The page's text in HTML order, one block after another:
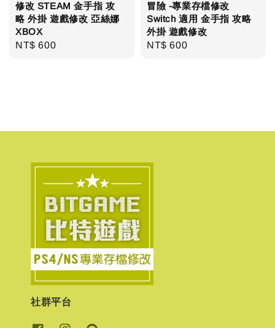
修改 STEAM 金手指 攻
略 外掛 遊戲修改 亞絲娜
XBOX
Regular
NT$ 600
冒險 -專業存檔修改
Switch 適用 金手指 攻略
外掛 遊戲修改
Regular
NT$ 600
社群平台